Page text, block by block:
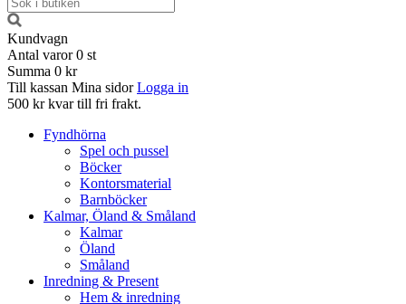
Kundvagn
Antal varor 0 st
Summa 0 kr
Till kassan Mina sidor Logga in
500 kr kvar till fri frakt.
Fyndhörna
Spel och pussel
Böcker
Kontorsmaterial
Barnböcker
Kalmar, Öland & Småland
Kalmar
Öland
Småland
Inredning & Present
Hem & inredning